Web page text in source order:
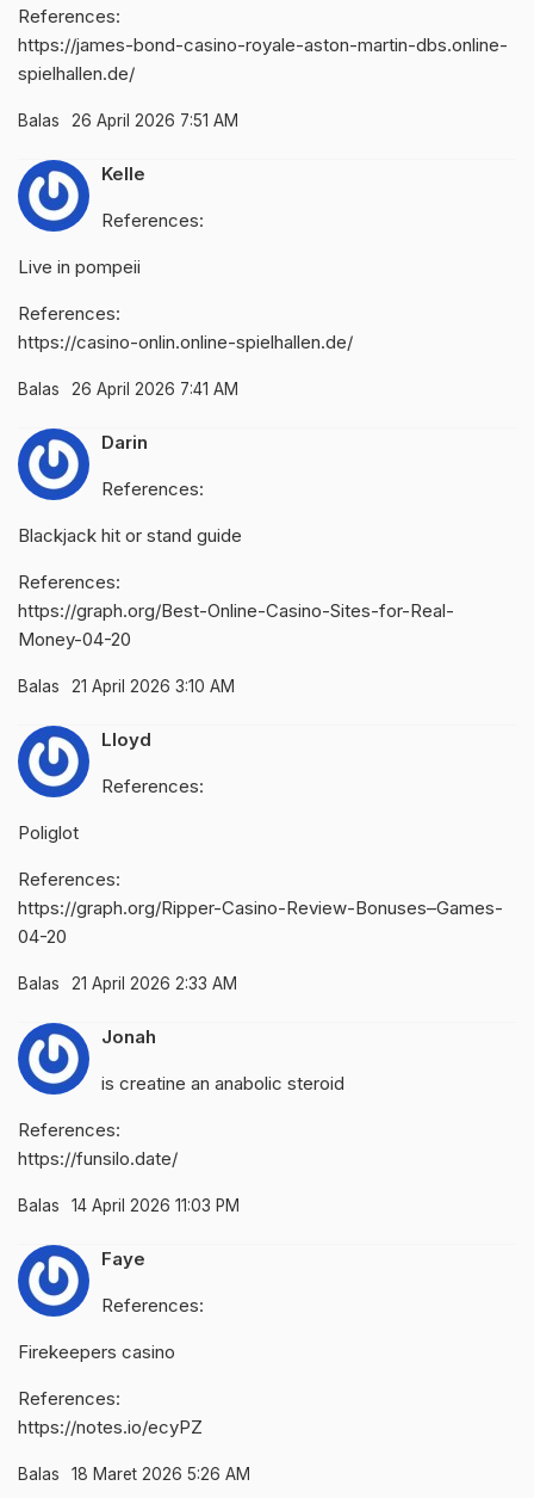
References:
https://james-bond-casino-royale-aston-martin-dbs.online-
spielhallen.de/
Balas 26 April 2026 7:51 AM
Kelle
References:
Live in pompeii
References:
https://casino-onlin.online-spielhallen.de/
Balas 26 April 2026 7:41 AM
Darin
References:
Blackjack hit or stand guide
References:
https://graph.org/Best-Online-Casino-Sites-for-Real-
Money-04-20
Balas 21 April 2026 3:10 AM
Lloyd
References:
Poliglot
References:
https://graph.org/Ripper-Casino-Review-Bonuses–Games-
04-20
Balas 21 April 2026 2:33 AM
Jonah
is creatine an anabolic steroid
References:
https://funsilo.date/
Balas 14 April 2026 11:03 PM
Faye
References:
Firekeepers casino
References:
https://notes.io/ecyPZ
Balas 18 Maret 2026 5:26 AM